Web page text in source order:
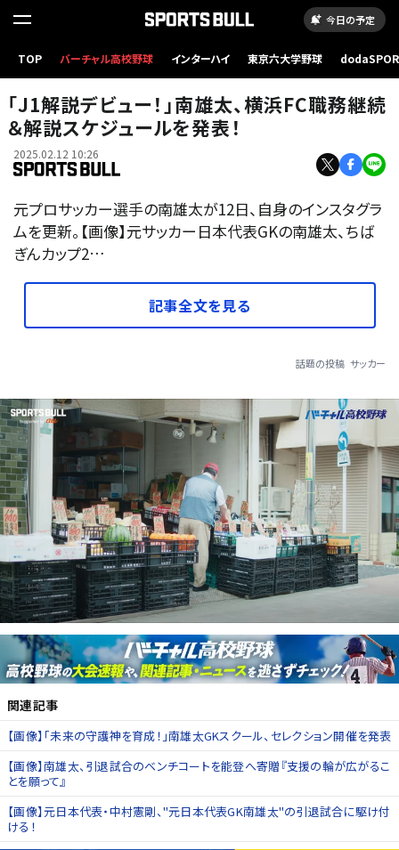
今日の予定
TOP バーチャル高校野球 インターハイ 東京六大学野球
「J1解説デビュー！」南雄太、横浜FC職務継続
＆解説スケジュールを発表！
2025.02.12 10:26
元プロサッカー選手の南雄太が12日、自身のインスタグラ
ムを更新。【画像】元サッカー日本代表GKの南雄太、ちば
ぎんカップ2…
記事全文を見る
話題の投稿 サッカー
関連記事
【画像】「未来の守護神を育成！」南雄太GKスクール、セレクション開催を発表
【画像】南雄太、引退試合のベンチコートを能登へ寄贈『支援の輪が広がるこ
とを願って』
【画像】元日本代表・中村憲剛、"元日本代表GK南雄太"の引退試合に駆け付
ける！